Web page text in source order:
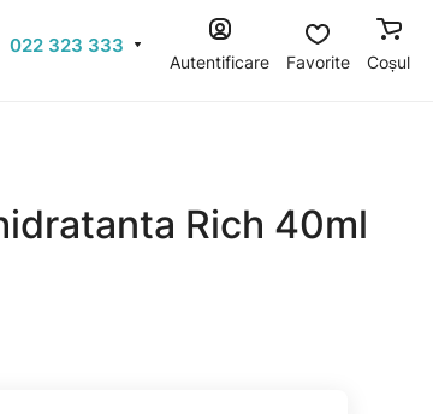
022 323 333
Autentificare Favorite Coșul
Rich 40ml